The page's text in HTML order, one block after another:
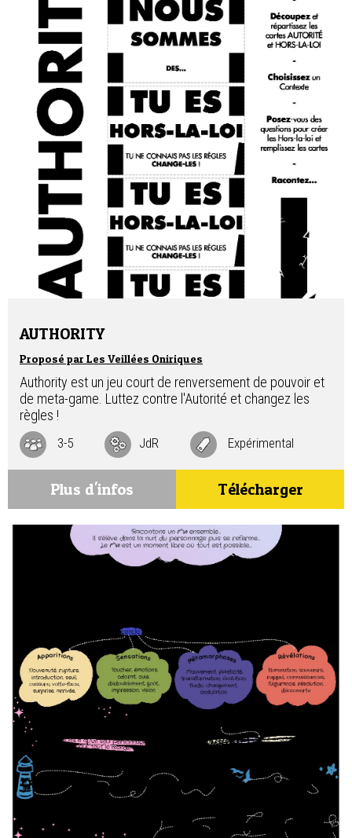
Contact
AUTHORITY
Proposé par Les Veillées Oniriques
Authority est un jeu court de renversement de pouvoir et
de meta-game. Luttez contre l'Autorité et changez les
règles !
3-5 JdR Expérimental
Plus d'infos Télécharger